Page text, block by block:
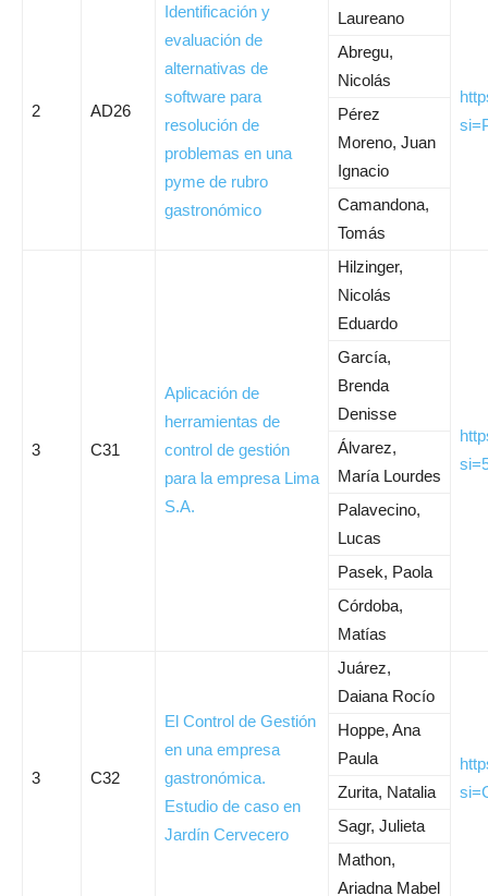
2 AD26
Identificación y
evaluación de
alternativas de
software para
resolución de
problemas en una
pyme de rubro
gastronómico
Laureano
Abregu,
Nicolás
Pérez
Moreno, Juan
Ignacio
Camandona,
Tomás
3 C31
Aplicación de
herramientas de
control de gestión
para la empresa Lima
S.A.
Hilzinger,
Nicolás
Eduardo
García,
Brenda
Denisse
Álvarez,
María Lourdes
Palavecino,
Lucas
Pasek, Paola
Córdoba,
Matías
3 C32
El Control de Gestión
en una empresa
gastronómica.
Estudio de caso en
Jardín Cervecero
Juárez,
Daiana Rocío
Hoppe, Ana
Paula
Zurita, Natalia
Sagr, Julieta
Mathon,
Ariadna Mabel